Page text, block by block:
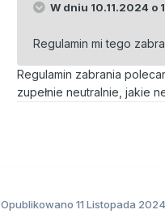
W dniu 10.11.2024 o
Regulamin mi tego
Regulamin zabrania
zupełnie neutralnie, jakie
Opublikowano 11 Listopada 2024